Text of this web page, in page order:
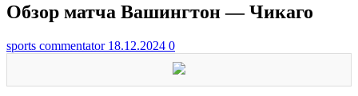
Обзор матча Вашингтон ― Чикаго
sports commentator 18.12.2024 0